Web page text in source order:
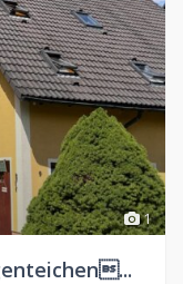
1